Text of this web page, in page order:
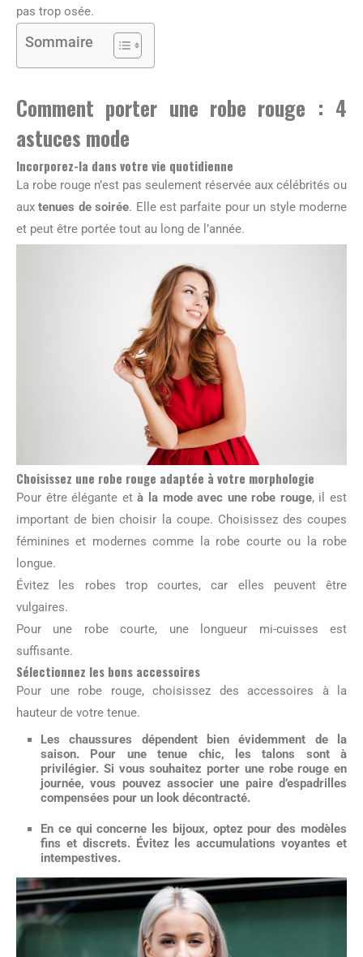
pas trop osée.
Sommaire
Comment porter une robe rouge : 4
astuces mode
Incorporez-la dans votre vie quotidienne
La robe rouge n’est pas seulement réservée aux célébrités ou
auxtenues de soirée. Elle est parfaite pour un style moderne
et peut être portée tout au long de l’année.
Choisissez une robe rouge adaptée à votre morphologie
Pour être élégante età la mode avec une robe rouge, il est
important de bien choisir la coupe. Choisissez des coupes
féminines et modernes comme la robe courte ou la robe
longue.
Évitez les robes trop courtes, car elles peuvent être
vulgaires.
Pour une robe courte, une longueur mi-cuisses est
suffisante.
Sélectionnez les bons accessoires
Pour une robe rouge, choisissez des accessoires à la
hauteur de votre tenue.
Les chaussures dépendent bien évidemment de la
saison. Pour une tenue chic, les talons sont à
privilégier. Si vous souhaitez porter une robe rouge en
journée, vous pouvez associer une paire d’espadrilles
compensées pour un look décontracté.
En ce qui concerne les bijoux, optez pour des modèles
fins et discrets. Évitez les accumulations voyantes et
intempestives.